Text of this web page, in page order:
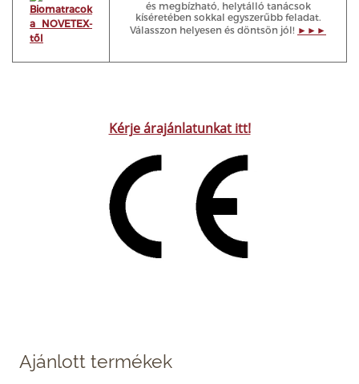
és megbízható, helytálló tanácsok
kíséretében sokkal egyszerűbb feladat.
Válasszon helyesen és döntsön jól! ►►►
Kérje árajánlatunkat itt!
Ajánlott termékek